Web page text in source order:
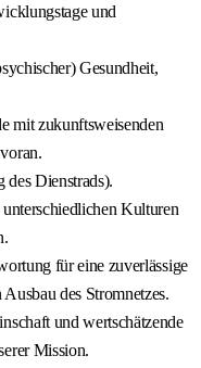
und
Gesundheit,
mit zukunftsweisenden
Dienstrads).
Kulturen
für eine zuverlässige
des Stromnetzes.
und wertschätzende
Mission.